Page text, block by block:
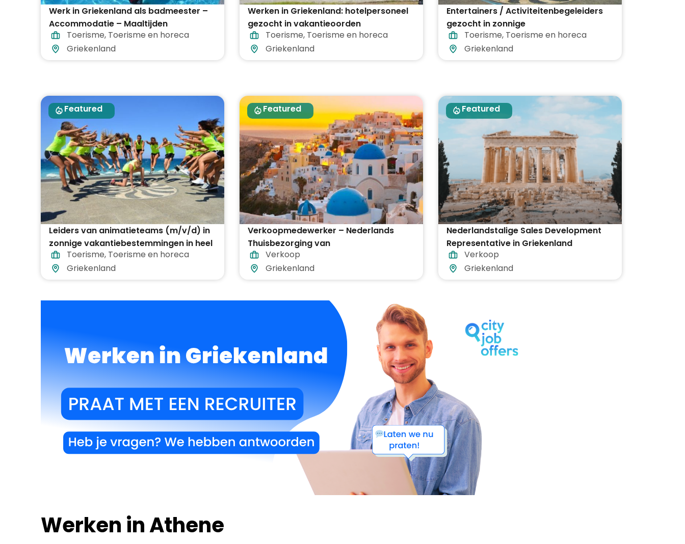
Werk in Griekenland als badmeester –
Accommodatie – Maaltijden
inbegrepen
Toerisme, Toerisme en horeca
Griekenland
Werken in Griekenland: hotelpersoneel
gezocht in vakantieoorden
Toerisme, Toerisme en horeca
Griekenland
Entertainers / Activiteitenbegeleiders
gezocht in zonnige
vakantiebestemmingen in heel
Griekenland
Toerisme, Toerisme en horeca
Griekenland
Featured
Leiders van animatieteams (m/v/d) in
zonnige vakantiebestemmingen in heel
Griekenland
Toerisme, Toerisme en horeca
Griekenland
Featured
Verkoopmedewerker – Nederlands
Thuisbezorging van
diepvriesproducten
Verkoop
Griekenland
Featured
Nederlandstalige Sales Development
Representative in Griekenland
Verkoop
Griekenland
Werken in Athene